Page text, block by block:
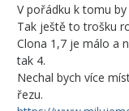
V pořádku k tomu
Tak ještě to trošku
Clona 1,7 je málo a
tak 4.
Nechal bych více
řezu.